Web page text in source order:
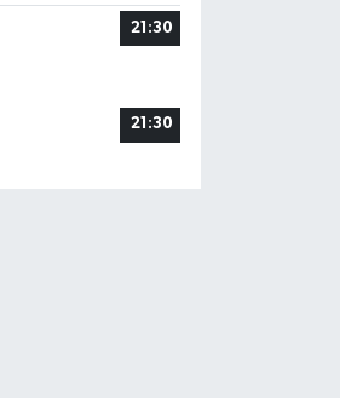
21:30
21:30